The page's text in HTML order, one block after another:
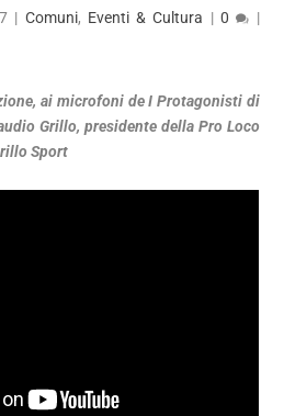
| Comuni, Eventi & Cultura |0 |
ai microfoni de I Protagonisti di
Grillo, presidente della Pro Loco
Sport